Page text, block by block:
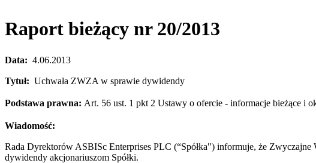
Raport bieżący nr 20/2013
Data: 4.06.2013
Tytuł: Uchwała ZWZA w sprawie dywidendy
Podstawa prawna: Art. 56 ust. 1 pkt 2 Ustawy o ofercie - informacje bieżące i
Wiadomość:
Rada Dyrektorów ASBISc Enterprises PLC (“Spółka") informuje, że Zwyczajne
dywidendy akcjonariuszom Spółki.